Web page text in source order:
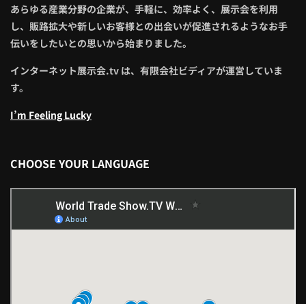
あらゆる産業分野の企業が、手軽に、効率よく、展示会を利用
し、販路拡大や新しいお客様との出会いが促進されるようなお手
伝いをしたいとの思いから始まりました。
インターネット展示会.tv は、有限会社ビディアが運営していま
す。
I’m Feeling Lucky
CHOOSE YOUR LANGUAGE